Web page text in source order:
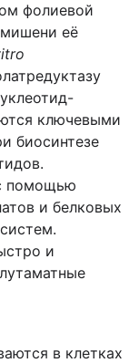
фолиевой
её
ключевыми
биосинтезе
помощью
и белковых
и
в клетках